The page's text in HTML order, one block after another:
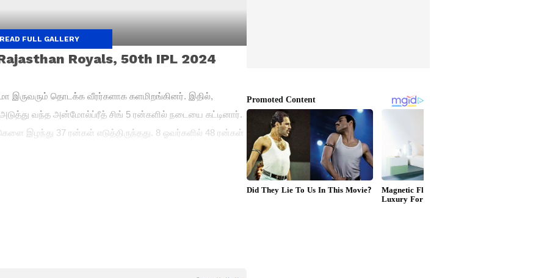
Royals, 50th IPL 2024
இருவரும் தொடக்க வீரர்களாக களமிறங்கினர். இதில்,
வந்த அன்மோல்ப்ரீத் சிங் 5 ரன்களில் நடையை கட்டினார்.
இழந்து 37 ரன்கள் எடுத்திருந்தது. 8 ஓவர்களில் 48 ரன்கள்
FULL GALLERY